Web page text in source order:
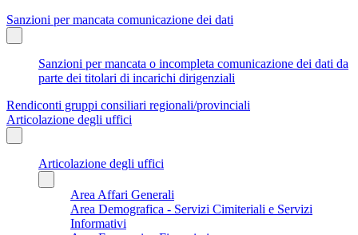
Sanzioni per mancata comunicazione dei dati
Sanzioni per mancata o incompleta comunicazione dei dati da
parte dei titolari di incarichi dirigenziali
Rendiconti gruppi consiliari regionali/provinciali
Articolazione degli uffici
Articolazione degli uffici
Area Affari Generali
Area Demografica - Servizi Cimiteriali e Servizi
Informativi